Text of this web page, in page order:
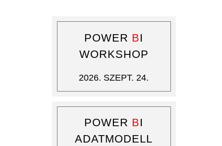
POWER BI
WORKSHOP
2026. SZEPT. 24.
POWER BI
ADATMODELL